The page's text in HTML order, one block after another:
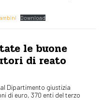
Download
le buone
di reato
Dipartimento giustizia
di euro, 370 enti del terzo